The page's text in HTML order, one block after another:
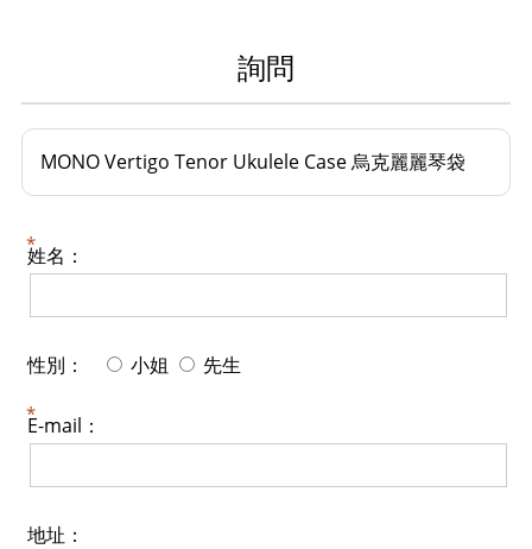
詢問
MONO Vertigo Tenor Ukulele Case 烏克麗麗琴袋
姓名：
性別： 小姐 先生
E-mail：
地址：